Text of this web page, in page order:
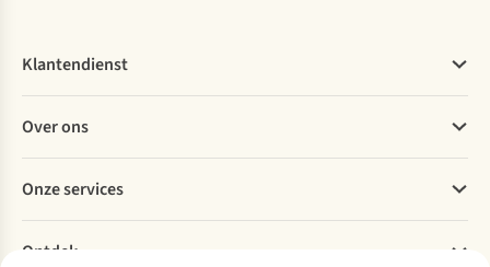
Klantendienst
Bestellen
Betalen
Levering
Retourneren
Bestelling herroepen
Over ons
Explore More
Verantwoord ondernemen
Over Ayacucho
Onze services
Ontdek